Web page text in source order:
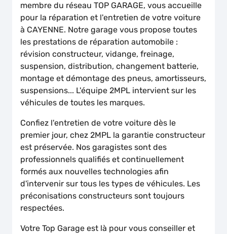
membre du réseau TOP GARAGE, vous accueille
pour la réparation et l'entretien de votre voiture
à CAYENNE. Notre garage vous propose toutes
les prestations de réparation automobile :
révision constructeur, vidange, freinage,
suspension, distribution, changement batterie,
montage et démontage des pneus, amortisseurs,
suspensions... L'équipe 2MPL intervient sur les
véhicules de toutes les marques.
Confiez l'entretien de votre voiture dès le
premier jour, chez 2MPL la garantie constructeur
est préservée. Nos garagistes sont des
professionnels qualifiés et continuellement
formés aux nouvelles technologies afin
d'intervenir sur tous les types de véhicules. Les
préconisations constructeurs sont toujours
respectées.
Votre Top Garage est là pour vous conseiller et